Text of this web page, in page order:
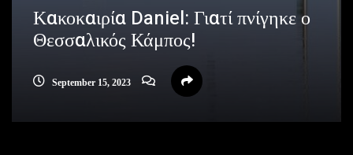
Κακοκαιρία Daniel: Γιατί πνίγηκε ο
Θεσσαλικός Κάμπος!
September 15, 2023